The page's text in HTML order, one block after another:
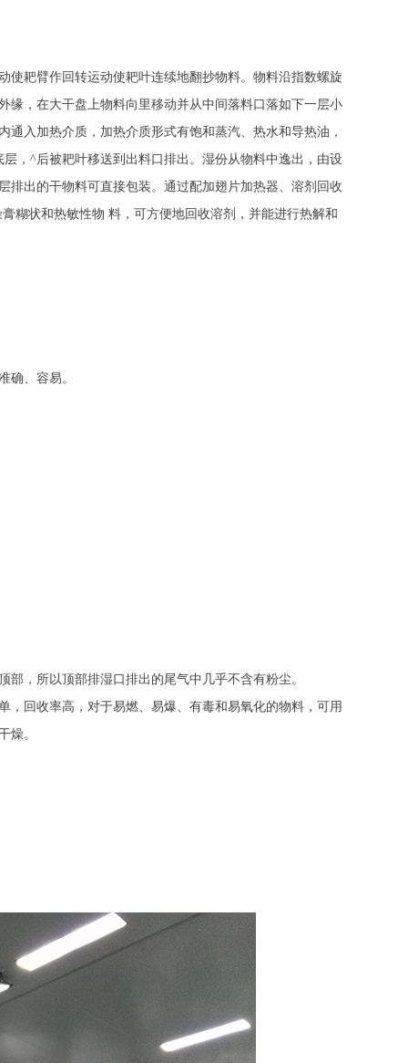
耙臂作回转运动使耙叶连续地翻抄物料。物料沿指数螺旋
缘，在大干盘上物料向里移动并从中间落料口落如下一层小
入加热介质，加热介质形式有饱和蒸汽、热水和导热油，
，^后被耙叶移送到出料口排出。湿份从物料中逸出，由设
排出的干物料可直接包装。通过配加翅片加热器、溶剂回收
糊状和热敏性物 料，可方便地回收溶剂，并能进行热解和
确、容易。
，所以顶部排湿口排出的尾气中几乎不含有粉尘。
回收率高，对于易燃、易爆、有毒和易氧化的物料，可用
燥。